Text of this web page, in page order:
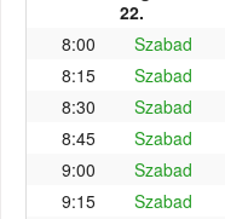
22.
8:00
Szabad
8:15
Szabad
8:30
Szabad
8:45
Szabad
9:00
Szabad
9:15
Szabad